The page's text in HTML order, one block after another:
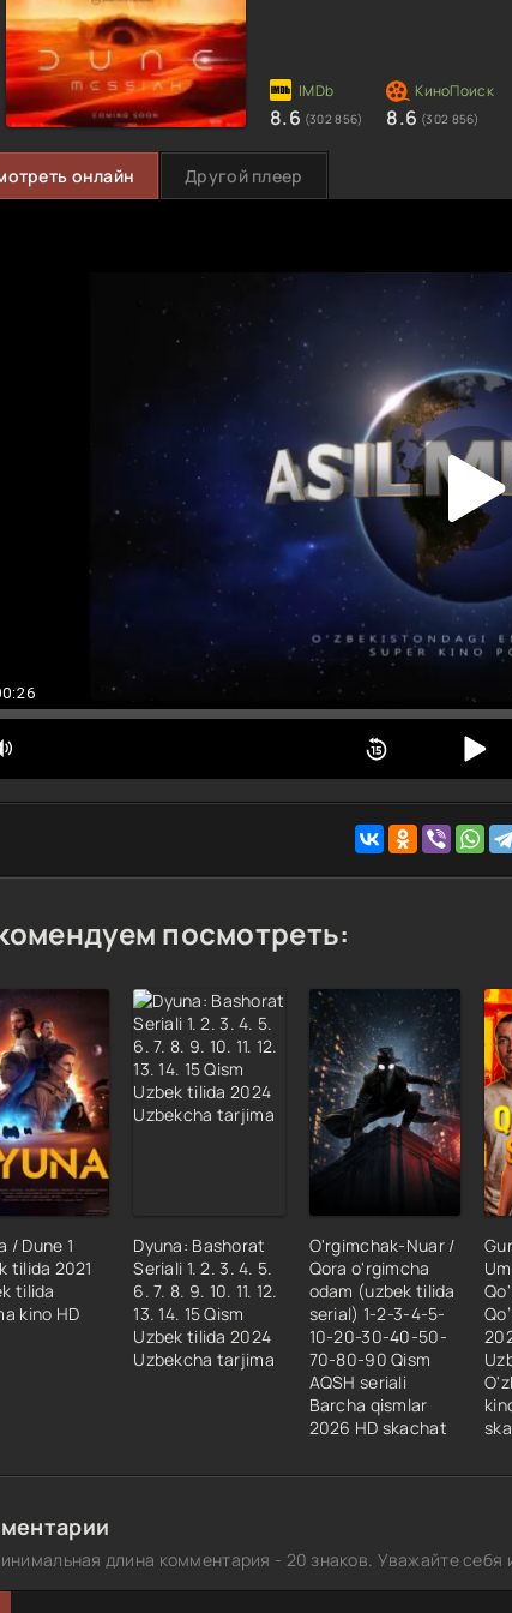
8.6 (302 856) 8.6 (302 856)
онлайн Другой плеер
посмотреть:
/ Dune 1
tilida 2021
tilida
kino HD
Dyuna: Bashorat
Seriali 1. 2. 3. 4. 5.
6. 7. 8. 9. 10. 11. 12.
13. 14. 15 Qism
Uzbek tilida 2024
Uzbekcha tarjima
O'rgimchak-Nuar /
Qora o'rgimcha
odam (uzbek tilida
serial) 1-2-3-4-5-
10-20-30-40-50-
70-80-90 Qism
AQSH seriali
Barcha qismlar
2026 HD skachat
длина комментария - 20 знаков. Уважайте себя